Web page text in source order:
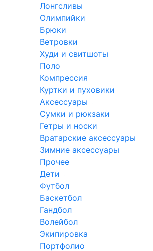
Лонгсливы
Олимпийки
Брюки
Ветровки
Худи и свитшоты
Поло
Компрессия
Куртки и пуховики
Аксессуары
Сумки и рюкзаки
Гетры и носки
Вратарские аксессуары
Зимние аксессуары
Прочее
Дети
Футбол
Баскетбол
Гандбол
Волейбол
Экипировка
Портфолио